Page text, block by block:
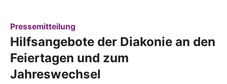
Pressemitteilung
Hilfsangebote der Diakonie an den
Feiertagen und zum
Jahreswechsel